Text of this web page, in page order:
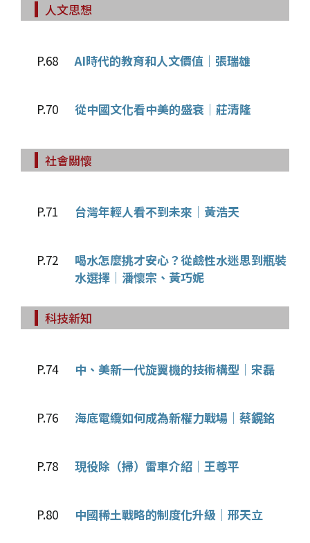
人文思想
P.68 AI時代的教育和人文價值│張瑞雄
P.70 從中國文化看中美的盛衰│莊清隆
社會關懷
P.71 台灣年輕人看不到未來│黃浩天
P.72
喝水怎麼挑才安心？從鹼性水迷思到瓶裝
水選擇│潘懷宗、黃巧妮
科技新知
P.74 中、美新一代旋翼機的技術構型│宋磊
P.76 海底電纜如何成為新權力戰場│蔡鎤銘
P.78 現役除（掃）雷車介紹│王尊平
P.80 中國稀土戰略的制度化升級│邢天立